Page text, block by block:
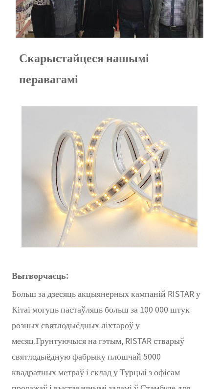
Скарыстайцеся нашымі
перавагамі
Вытворчасць:
Больш за дзесяць акцыянерных кампаній RISTAR у
Кітаі могуць пастаўляць больш за 100 000 штук
розных святлодыёдных ліхтароў у
месяц.Грунтуючыся на гэтым, RISTAR стварыў
святлодыёдную фабрыку плошчай 5000
квадратных метраў і склад у Турцыі з офісам